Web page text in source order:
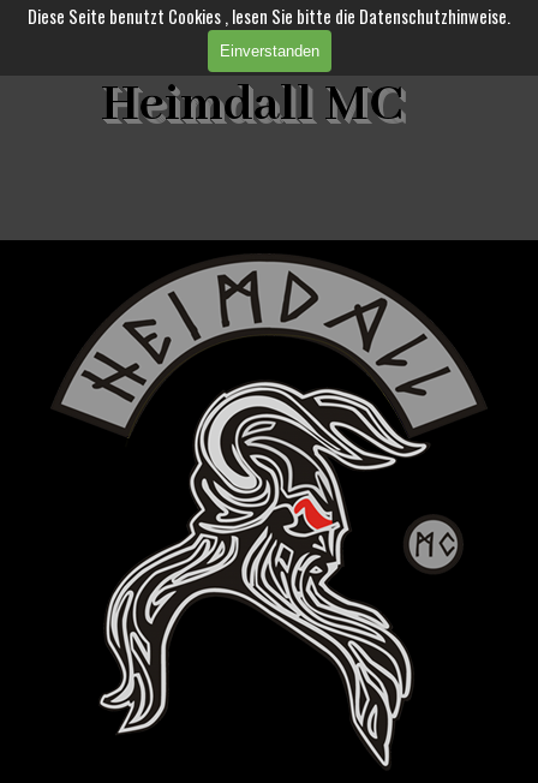
Diese Seite benutzt Cookies , lesen Sie bitte die Datenschutzhinweise.
Einverstanden
Direkt zum Seiteninhalt
Heimdall MC